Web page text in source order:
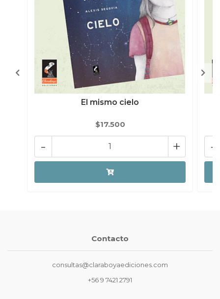
El mismo cielo
$17.500
+
- -
Contacto
consultas@claraboyaediciones.com
+56 9 7421 2791